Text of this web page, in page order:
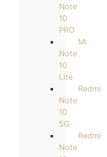
Note
10
PRO
Mi
Note
10
Lite
Redmi
Note
10
5G
Redmi
Note